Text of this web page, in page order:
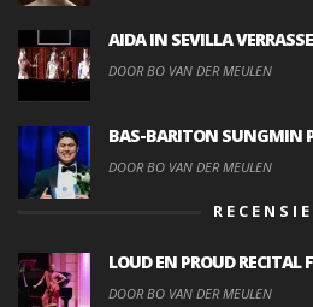
AIDA IN SEVILLA
DOOR BO VAN DER MEULEN
BAS-BARITON SUNGMIN
DOOR BO VAN DER MEULEN
LOUD EN PROUD RECITAL
DOOR BO VAN DER MEULEN